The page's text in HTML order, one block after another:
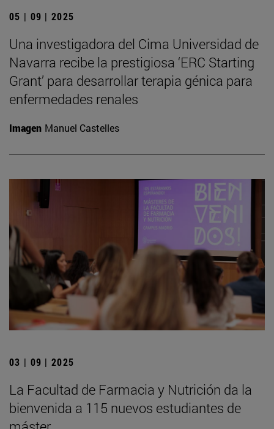
05 | 09 | 2025
Una investigadora del Cima Universidad de
Navarra recibe la prestigiosa ‘ERC Starting
Grant’ para desarrollar terapia génica para
enfermedades renales
Imagen Manuel Castelles
03 | 09 | 2025
La Facultad de Farmacia y Nutrición da la
bienvenida a 115 nuevos estudiantes de